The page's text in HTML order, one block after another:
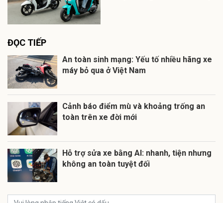
ĐỌC TIẾP
An toàn sinh mạng: Yếu tố nhiều hãng xe
máy bỏ qua ở Việt Nam
Cảnh báo điểm mù và khoảng trống an
toàn trên xe đời mới
Hỗ trợ sửa xe bằng AI: nhanh, tiện nhưng
không an toàn tuyệt đối